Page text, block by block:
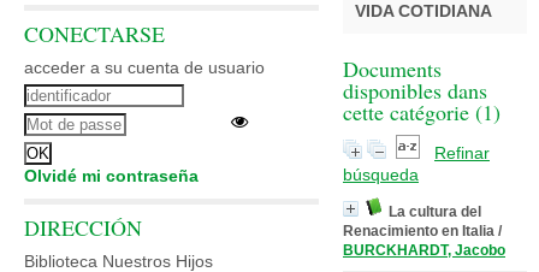
VIDA COTIDIANA
Documents
disponibles dans
cette catégorie (1)
Refinar
búsqueda
La cultura del
Renacimiento en Italia /
BURCKHARDT, Jacobo
CONECTARSE
acceder a su cuenta de usuario
Olvidé mi contraseña
DIRECCIÓN
Biblioteca Nuestros Hijos